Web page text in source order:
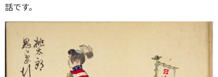
話です。